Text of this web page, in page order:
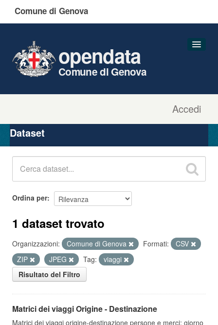
Comune di Genova
Accedi
opendata
Comune di Genova
Organizzazioni
Gruppi
Dataset
Ordina per
1 dataset trovato
Organizzazioni: Comune di Genova Formati:
CSV
ZIP
JPEG Tag:
viaggi
Risultato del Filtro
Matrici dei viaggi Origine - Destinazione
Matrici dei viaggi origine-destinazione persone e merci; giorno